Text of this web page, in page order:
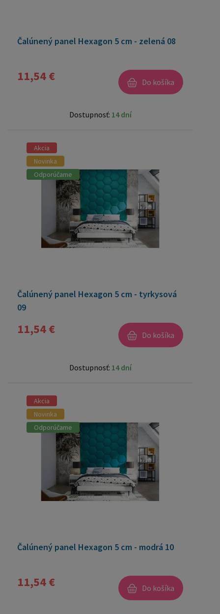
Čalúnený panel Hexagon 5 cm - zelená 08
11,54 € Do košíka
Dostupnosť: 14 dní
Akcia
Novinka
Odporúčame
Čalúnený panel Hexagon 5 cm - tyrkysová
09
11,54 € Do košíka
Dostupnosť: 14 dní
Akcia
Novinka
Odporúčame
Čalúnený panel Hexagon 5 cm - modrá 10
11,54 € Do košíka